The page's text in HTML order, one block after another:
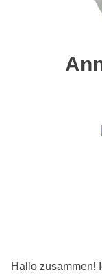
Hallo zusammen!